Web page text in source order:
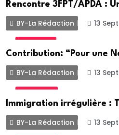
Rencontre 3FPT/APDA :
BY-La Rédaction 13
Contribution: “Pour une
BY-La Rédaction 13
Immigration irrégulière :
BY-La Rédaction 13